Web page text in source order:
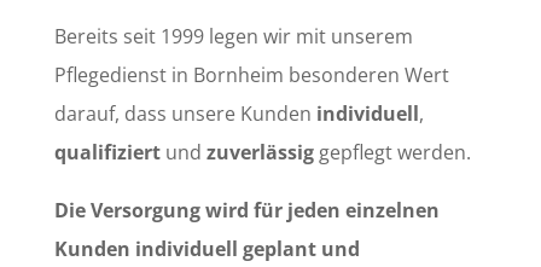
Bereits seit 1999 legen wir mit unserem
Pflegedienst in Bornheim besonderen Wert
darauf, dass unsere Kunden individuell,
qualifiziert und zuverlässig gepflegt werden.
Die Versorgung wird für jeden einzelnen
Kunden individuell geplant und